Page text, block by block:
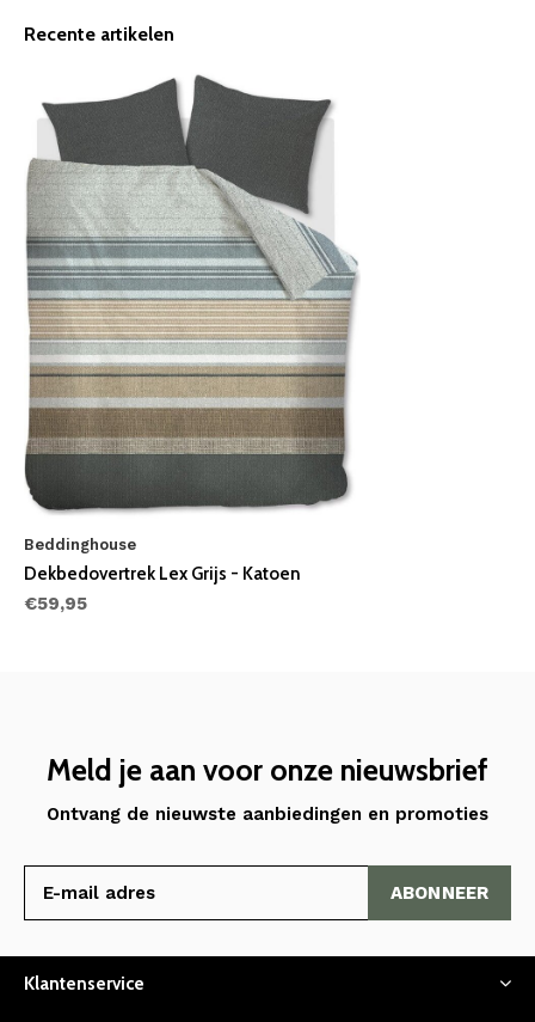
Recente artikelen
Beddinghouse
Dekbedovertrek Lex Grijs - Katoen
€59,95
Meld je aan voor onze nieuwsbrief
Ontvang de nieuwste aanbiedingen en promoties
ABONNEER
Klantenservice